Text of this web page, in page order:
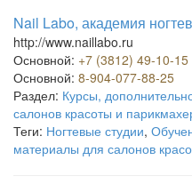
Nail Labo, академия
http://www.naillabo.ru
Основной: +7 (3812) 49-10-15
Основной: 8-904-077-88-25
Раздел: Курсы,
салонов красоты и
Теги: Ногтевые студии,
материалы для салонов